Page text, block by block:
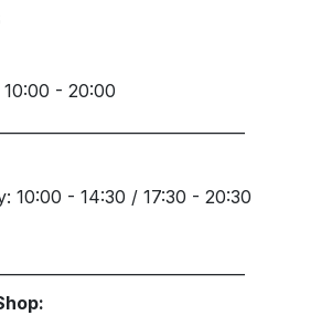
- 20:00
10:00 - 14:30 / 17:30 - 20:30